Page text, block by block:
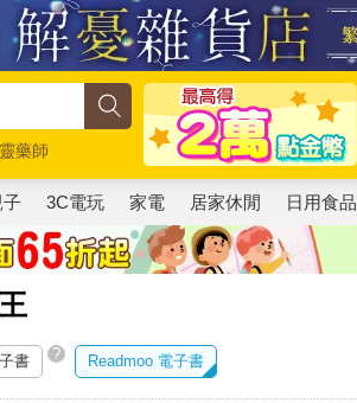
藥師
子 3C電玩 家電 居家休閒 日用食品
書 ? Readmoo 電子書